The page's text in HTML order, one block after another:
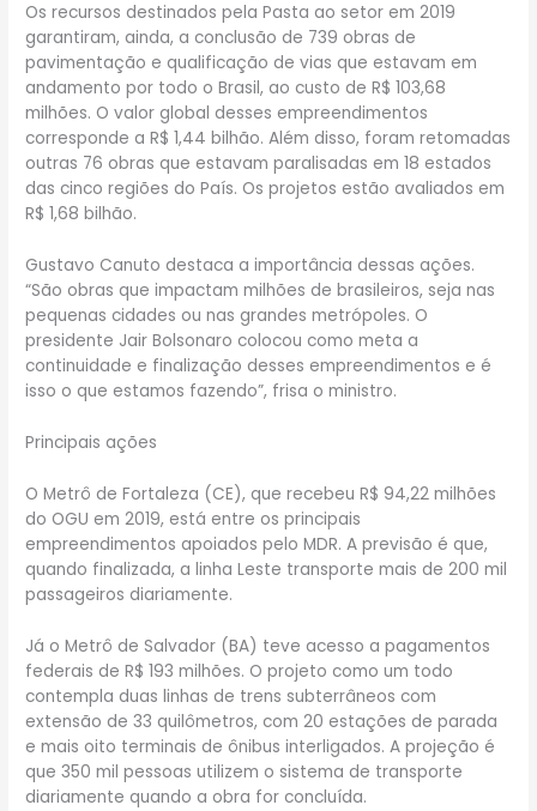
Os recursos destinados pela Pasta ao setor em 2019
garantiram, ainda, a conclusão de 739 obras de
pavimentação e qualificação de vias que estavam em
andamento por todo o Brasil, ao custo de R$ 103,68
milhões. O valor global desses empreendimentos
corresponde a R$ 1,44 bilhão. Além disso, foram retomadas
outras 76 obras que estavam paralisadas em 18 estados
das cinco regiões do País. Os projetos estão avaliados em
R$ 1,68 bilhão.
Gustavo Canuto destaca a importância dessas ações.
“São obras que impactam milhões de brasileiros, seja nas
pequenas cidades ou nas grandes metrópoles. O
presidente Jair Bolsonaro colocou como meta a
continuidade e finalização desses empreendimentos e é
isso o que estamos fazendo”, frisa o ministro.
Principais ações
O Metrô de Fortaleza (CE), que recebeu R$ 94,22 milhões
do OGU em 2019, está entre os principais
empreendimentos apoiados pelo MDR. A previsão é que,
quando finalizada, a linha Leste transporte mais de 200 mil
passageiros diariamente.
Já o Metrô de Salvador (BA) teve acesso a pagamentos
federais de R$ 193 milhões. O projeto como um todo
contempla duas linhas de trens subterrâneos com
extensão de 33 quilômetros, com 20 estações de parada
e mais oito terminais de ônibus interligados. A projeção é
que 350 mil pessoas utilizem o sistema de transporte
diariamente quando a obra for concluída.